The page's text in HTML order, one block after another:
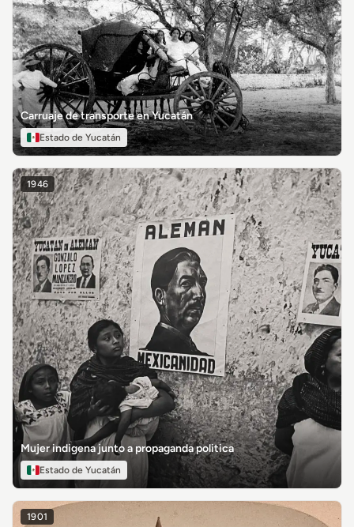
Carruaje de transporte en Yucatán
Estado de Yucatán
1946
Mujer indigena junto a propaganda politica
Estado de Yucatán
1901